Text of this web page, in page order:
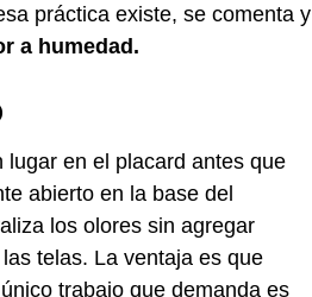
práctica existe, se comenta y
a humedad.
en el placard antes que
abierto en la base del
los olores sin agregar
telas. La ventaja es que
trabajo que demanda es